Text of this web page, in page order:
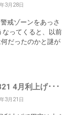
3月28日
戒ゾーンをあっさ
なってくると、以前
だったのかと謎が
4月利上げ･･･
3月21日